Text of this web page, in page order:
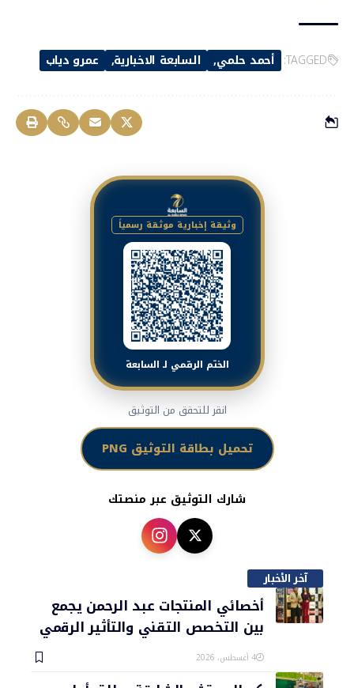
TAGGED: أحمد حلمي السابعة الاخبارية عمرو دياب
وثيقة إخبارية موثقة رسمياً
الختم الرقمي لـ السابعة
انقر للتحقق من التوثيق
تحميل بطاقة التوثيق PNG
شارك التوثيق عبر منصتك
آخر الأخبار
أخصائي المنتجات عبد الرحمن يجمع
بين التخصص التقني والتأثير الرقمي
4 أغسطس، 2026